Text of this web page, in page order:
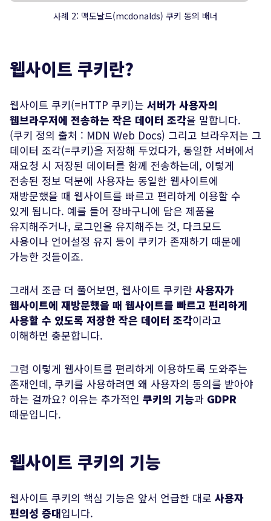
사례 2: 맥도날드(mcdonalds) 쿠키 동의 배너
웹사이트 쿠키란?
웹사이트 쿠키(=HTTP 쿠키)는 서버가 사용자의
웹브라우저에 전송하는 작은 데이터 조각을 말합니다.
(쿠키 정의 출처 : MDN Web Docs) 그리고 브라우저는 그
데이터 조각(=쿠키)을 저장해 두었다가, 동일한 서버에서
재요청 시 저장된 데이터를 함께 전송하는데, 이렇게
전송된 정보 덕분에 사용자는 동일한 웹사이트에
재방문했을 때 웹사이트를 빠르고 편리하게 이용할 수
있게 됩니다. 예를 들어 장바구니에 담은 제품을
유지해주거나, 로그인을 유지해주는 것, 다크모드
사용이나 언어설정 유지 등이 쿠키가 존재하기 때문에
가능한 것들이죠.
그래서 조금 더 풀어보면, 웹사이트 쿠키란 사용자가
웹사이트에 재방문했을 때 웹사이트를 빠르고 편리하게
사용할 수 있도록 저장한 작은 데이터 조각이라고
이해하면 충분합니다.
그럼 이렇게 웹사이트를 편리하게 이용하도록 도와주는
존재인데, 쿠키를 사용하려면 왜 사용자의 동의를 받아야
하는 걸까요? 이유는 추가적인 쿠키의 기능과 GDPR
때문입니다.
웹사이트 쿠키의 기능
웹사이트 쿠키의 핵심 기능은 앞서 언급한 대로 사용자
편의성 증대입니다.
전송하기